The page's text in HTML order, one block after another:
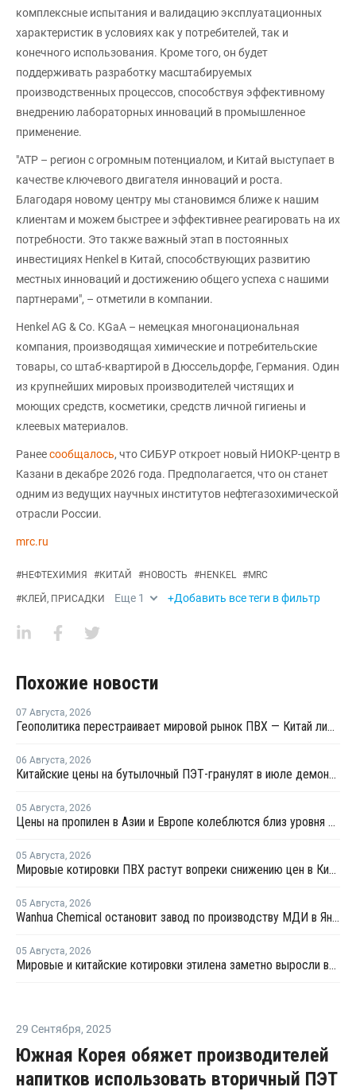
комплексные испытания и валидацию эксплуатационных
характеристик в условиях как у потребителей, так и
конечного использования. Кроме того, он будет
поддерживать разработку масштабируемых
производственных процессов, способствуя эффективному
внедрению лабораторных инноваций в промышленное
применение.
"АТР – регион с огромным потенциалом, и Китай выступает в
качестве ключевого двигателя инноваций и роста.
Благодаря новому центру мы становимся ближе к нашим
клиентам и можем быстрее и эффективнее реагировать на их
потребности. Это также важный этап в постоянных
инвестициях Henkel в Китай, способствующих развитию
местных инноваций и достижению общего успеха с нашими
партнерами", – отметили в компании.
Henkel AG & Co. KGaA – немецкая многонациональная
компания, производящая химические и потребительские
товары, со штаб-квартирой в Дюссельдорфе, Германия. Один
из крупнейших мировых производителей чистящих и
моющих средств, косметики, средств личной гигиены и
клеевых материалов.
Ранеесообщалось, что СИБУР откроет новый НИОКР-центр в
Казани в декабре 2026 года. Предполагается, что он станет
одним из ведущих научных институтов нефтегазохимической
отрасли России.
mrc.ru
#НЕФТЕХИМИЯ #КИТАЙ #НОВОСТЬ #HENKEL #MRC
#КЛЕЙ, ПРИСАДКИ Еще 1 +Добавить все теги в фильтр
Похожие новости
07 Августа, 2026
Геополитика перестраивает мировой рынок ПВХ — Китай лидирует в экспорте
06 Августа, 2026
Китайские цены на бутылочный ПЭТ-гранулят в июле демонстрировали сильную волатильность
05 Августа, 2026
Цены на пропилен в Азии и Европе колеблются близ уровня в USD1000
05 Августа, 2026
Мировые котировки ПВХ растут вопреки снижению цен в Китае
05 Августа, 2026
Wanhua Chemical остановит завод по производству МДИ в Яньтае для планового ремонта
05 Августа, 2026
Мировые и китайские котировки этилена заметно выросли во второй половине июля
29 Сентября, 2025
Южная Корея обяжет производителей
напитков использовать вторичный ПЭТ